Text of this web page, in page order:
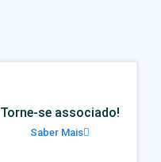
Torne-se associado!
Saber Mais